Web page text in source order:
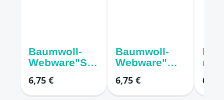
Baumwoll-
Webware"Sp
Adventure" –
6,75 €
Baumwoll-
Webware"Wil
Horses" –
6,75 €
mit
er
6,75